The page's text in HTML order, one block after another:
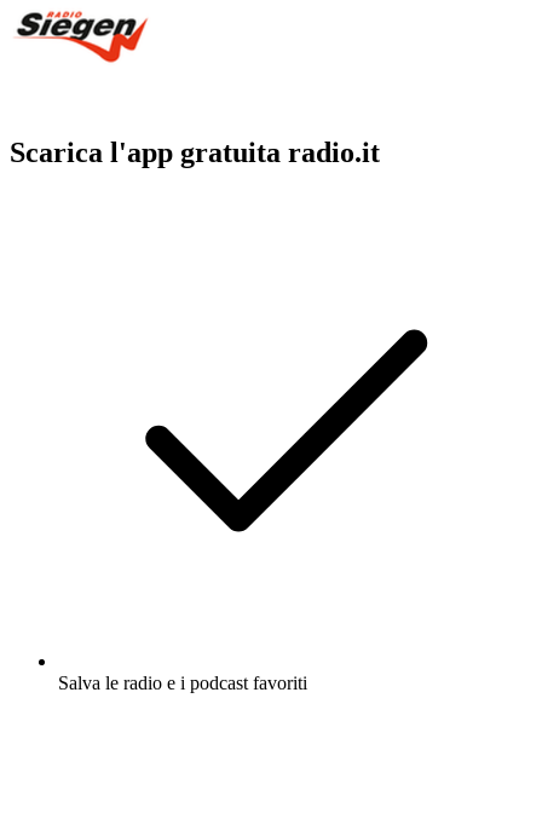
Scarica l'app gratuita radio.it
Salva le radio e i podcast favoriti